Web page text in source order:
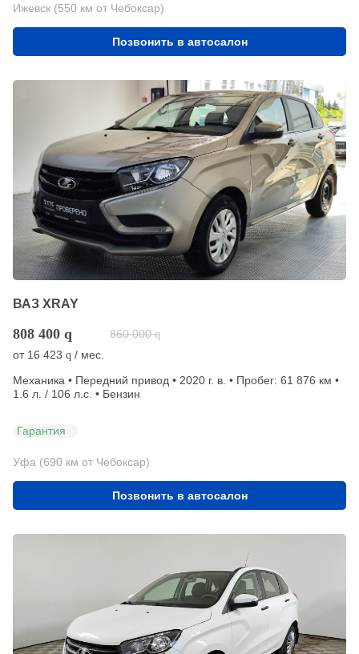
Ижевск (550 км от Чебоксар)
Позвонить в автосалон
ВАЗ XRAY
808 400 q 860 000 q
от 16 423 q / мес.
Механика • Передний привод • 2020 г. в. • Пробег: 61 876 км •
1.6 л. / 106 л.с. • Бензин
Гарантия
Уфа (690 км от Чебоксар)
Позвонить в автосалон